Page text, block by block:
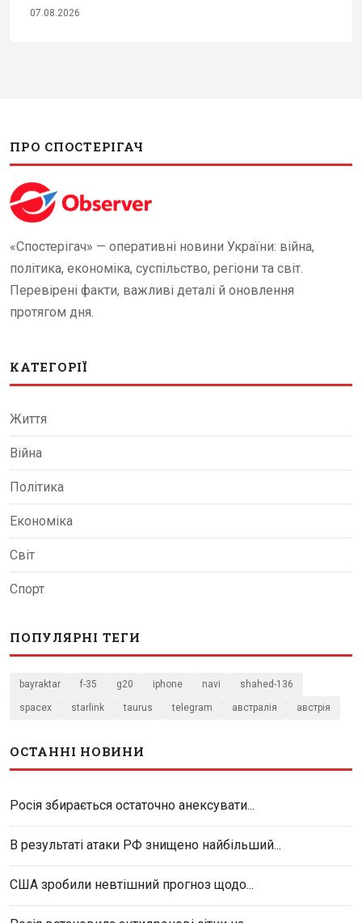
07.08.2026
ПРО СПОСТЕРІГАЧ
«Спостерігач» — оперативні новини України: війна,
політика, економіка, суспільство, регіони та світ.
Перевірені факти, важливі деталі й оновлення
протягом дня.
КАТЕГОРІЇ
Життя
Війна
Політика
Економіка
Світ
Спорт
ПОПУЛЯРНІ ТЕГИ
bayraktar f-35 g20 iphone navi shahed-136
spacex starlink taurus telegram австралія австрія
ОСТАННІ НОВИНИ
Росія збирається остаточно анексувати...
В результаті атаки РФ знищено найбільший...
США зробили невтішний прогноз щодо...